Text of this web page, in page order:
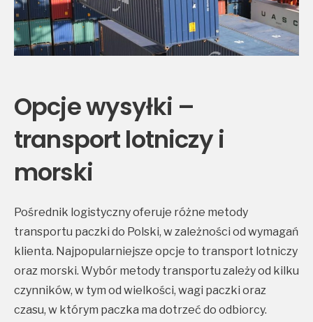
Opcje wysyłki –
transport lotniczy i
morski
Pośrednik logistyczny oferuje różne metody
transportu paczki do Polski, w zależności od wymagań
klienta. Najpopularniejsze opcje to transport lotniczy
oraz morski. Wybór metody transportu zależy od kilku
czynników, w tym od wielkości, wagi paczki oraz
czasu, w którym paczka ma dotrzeć do odbiorcy.